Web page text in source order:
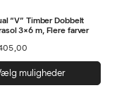
“V” Timber Dobbelt
3×6 m, Flere farver
muligheder
vare